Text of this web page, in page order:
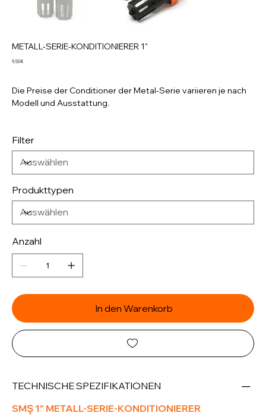
METALL-SERIE-KONDITIONIERER 1"
Preis
9,50 €
Die Preise der Conditioner der Metal-Serie variieren je nach
Modell und Ausstattung.
Filter
Produkttypen
Anzahl
In den Warenkorb
TECHNISCHE SPEZIFIKATIONEN
SMŞ 1" METALL-SERIE-KONDITIONIERER